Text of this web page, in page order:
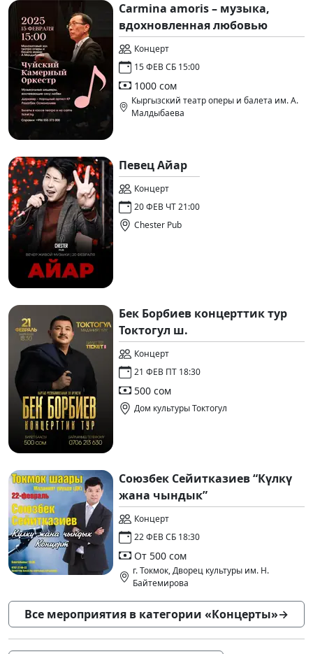
Carmina amoris – музыка,
вдохновленная любовью
Концерт
15 ФЕВ СБ 15:00
1000 сом
Кыргызский театр оперы и балета им. А.
Малдыбаева
Певец Айар
Концерт
20 ФЕВ ЧТ 21:00
Chester Pub
Бек Борбиев концерттик тур
Токтогул ш.
Концерт
21 ФЕВ ПТ 18:30
500 сом
Дом культуры Токтогул
Союзбек Сейитказиев “Күлкү
жана чындык”
Концерт
22 ФЕВ СБ 18:30
От 500 сом
г. Токмок, ​Дворец культуры им. Н.
Байтемирова
Все мероприятия в категории «Концерты»→